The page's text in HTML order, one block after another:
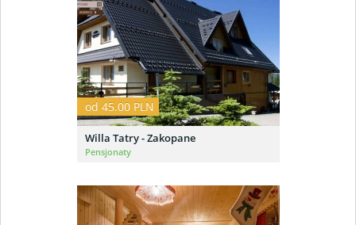
od 45.00 PLN
Willa Tatry - Zakopane
Pensjonaty